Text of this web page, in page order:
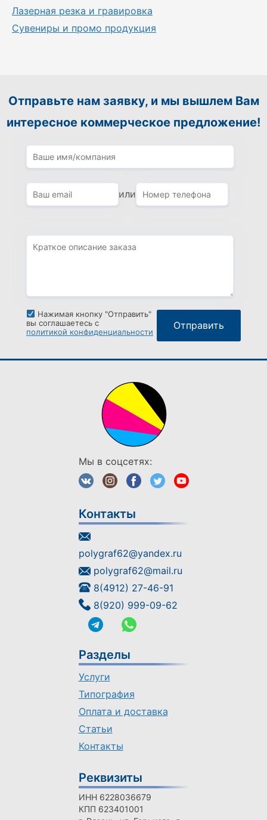
Лазерная резка и гравировка
Сувениры и промо продукция
Отправьте нам заявку, и мы вышлем Вам
интересное коммерческое предложение!
или
Нажимая кнопку "Отправить"
вы соглашаетесь с
политикой конфиденциальности
Мы в соцсетях:
Контакты
polygraf62@yandex.ru
polygraf62@mail.ru
8(4912) 27-46-91
8(920) 999-09-62
Разделы
Услуги
Типография
Оплата и доставка
Статьи
Контакты
Реквизиты
ИНН 6228036679
КПП 623401001